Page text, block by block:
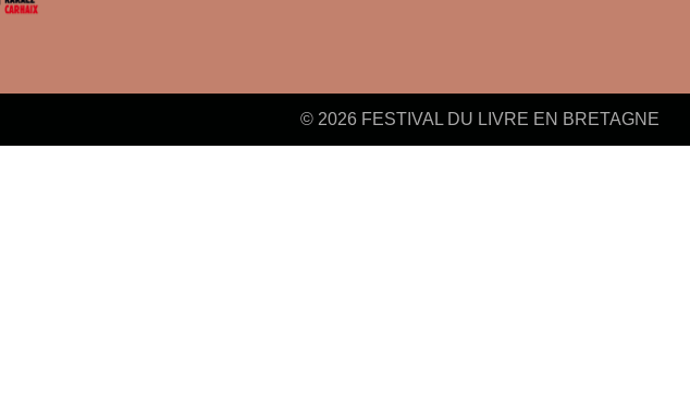
© 2026 FESTIVAL DU LIVRE EN BRETAGNE